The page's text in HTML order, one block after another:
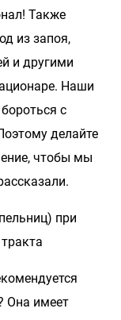
Также
из запоя,
и другими
Наши
с
делайте
чтобы мы
при
Она имеет